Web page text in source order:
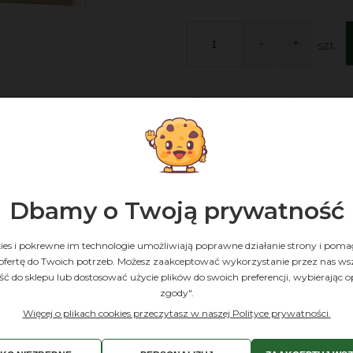
- +
zapytaj o produkt
POMOGĘ CI
Nasi Klienci mają
produktom,
społeczności.
realizacji swoich
JUŻ KLIENTEM?
jest kluczowa do osiągnięcia zmian w
chcesz uzyskać. Jeśli Agnieszka Gabiec nie
Cię w ich osiągnięciu, zachęcamy Cię
Partnera. Alternatywnie,kliknij
JESTEŚ
By złożyc
partnerskiego
Dbamy o Twoją prywatność
i pokrewne im technologie umożliwiają poprawne działanie strony i
do Twoich potrzeb. Możesz zaakceptować wykorzystanie przez nas
do sklepu lub dostosować użycie plików do swoich preferencji, wybierając
zgody".
Więcej o plikach cookies przeczytasz w naszej Polityce prywatności.